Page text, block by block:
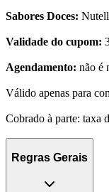
Sabores Doces:
Validade do cupom:
Agendamento: não é
Válido apenas para
Cobrado à parte: taxa
Regras Gerais